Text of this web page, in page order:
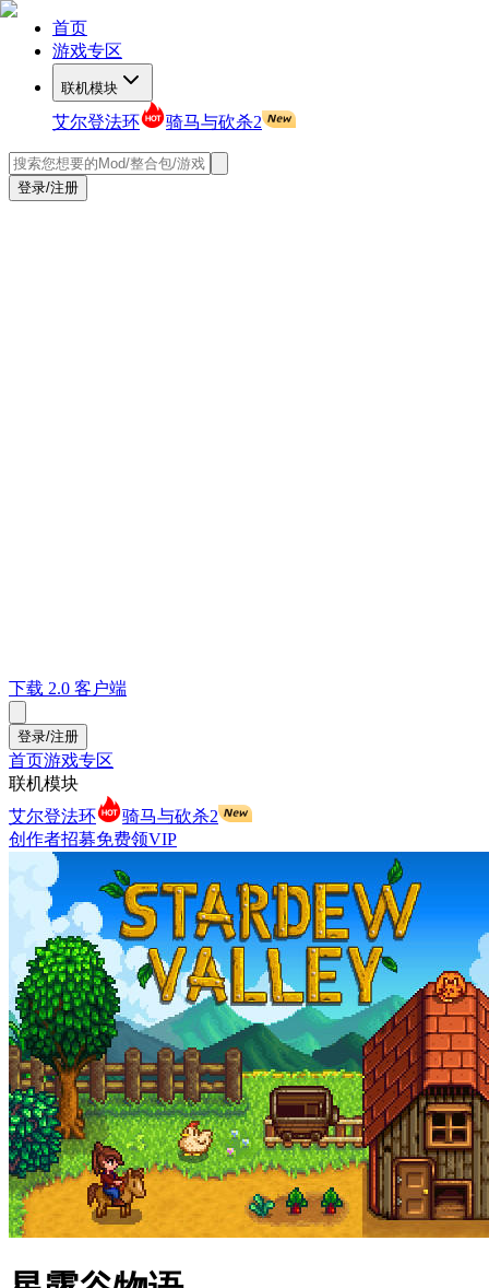
首页
游戏专区
联机模块
艾尔登法环 骑马与砍杀2
登录/注册
下载 2.0 客户端
登录/注册
首页游戏专区
联机模块
艾尔登法环
骑马与砍杀2
创作者招募免费领VIP